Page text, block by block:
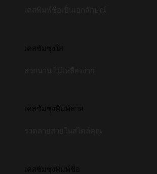
เคสซัมซุงใส
เคสซัมซุงพิมพ์ลาย
เคสซัมซุงพิมพ์ชื่อ